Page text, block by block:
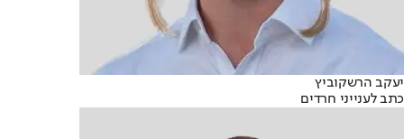
יעקב הרשקוביץ
כתב לענייני חרדים